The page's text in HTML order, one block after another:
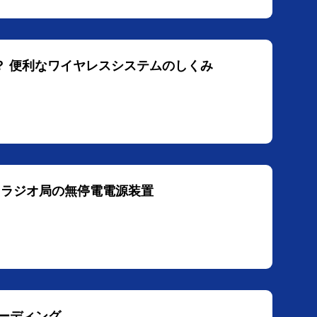
利なワイヤレスシステムのしくみ
ジオ局の無停電電源装置